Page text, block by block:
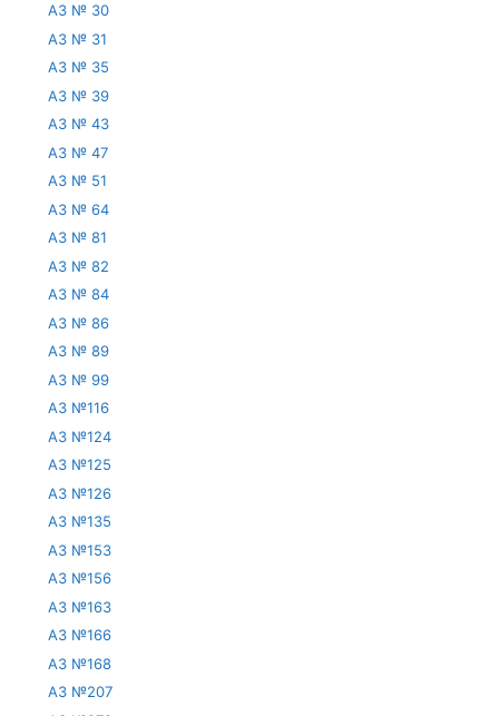
АЗ № 30
АЗ № 31
АЗ № 35
АЗ № 39
АЗ № 43
АЗ № 47
АЗ № 51
АЗ № 64
АЗ № 81
АЗ № 82
АЗ № 84
АЗ № 86
АЗ № 89
АЗ № 99
АЗ №116
АЗ №124
АЗ №125
АЗ №126
АЗ №135
АЗ №153
АЗ №156
АЗ №163
АЗ №166
АЗ №168
АЗ №207